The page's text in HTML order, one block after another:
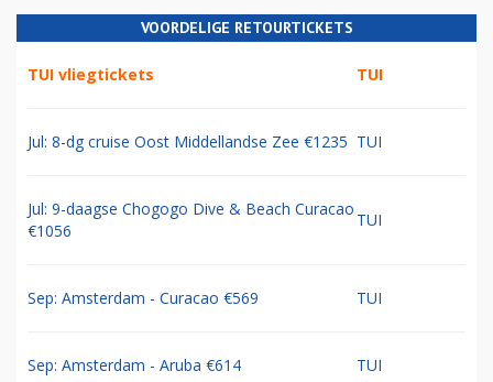
VOORDELIGE RETOURTICKETS
TUI vliegtickets TUI
Jul: 8-dg cruise Oost Middellandse Zee €1235 TUI
Jul: 9-daagse Chogogo Dive & Beach Curacao
€1056
TUI
Sep: Amsterdam - Curacao €569 TUI
Sep: Amsterdam - Aruba €614 TUI